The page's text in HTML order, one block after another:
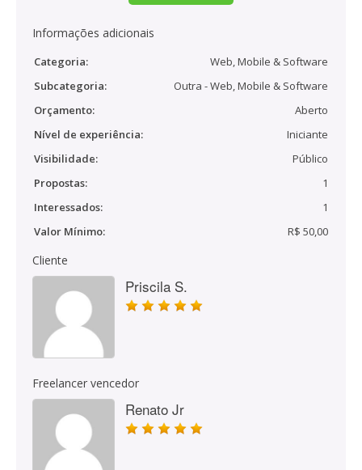
Informações adicionais
Categoria:
Web, Mobile & Software
Subcategoria:
Outra - Web, Mobile & Software
Orçamento:
Aberto
Nível de experiência:
Iniciante
Visibilidade:
Público
Propostas:
1
Interessados:
1
Valor Mínimo:
R$ 50,00
Cliente
Priscila S.
Freelancer vencedor
Renato Jr